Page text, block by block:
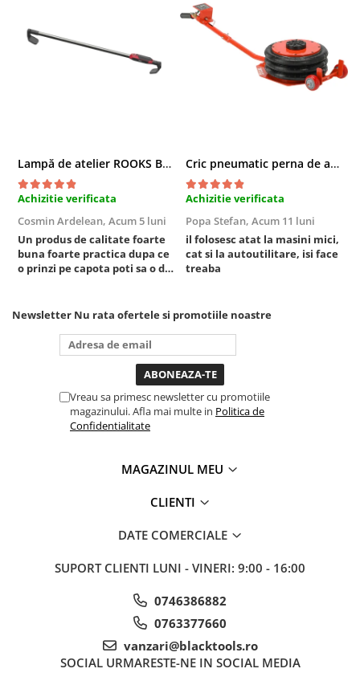
Filtre Pneumatice
Furtune Aer Comprimat
Scule pentru nituit si capsat
Slefuitoare Pneumatice
Scule speciale
Diagnoza si masurari
Injectoare
Motor
Sistem directie
Sistem Vibro-Power
Sisteme de ridicare si sustinere
Capre Auto
Cricuri Hidraulice
Masini de dejantat roti
Piese de schimb
Truse de scule si accesorii
Truse si accesorii 1/2
Lampă de atelier ROOKS B2 HYBRID pentru capotă, 2000 lumeni, 5000 mAh
Achizitie verificata
Cosmin Ardelean, Acum 5 luni
Un produs de calitate foarte
buna foarte practica dupa ce
o prinzi pe capota poti sa o dai
puternica si de la baterie care
tine destul de mult dar daca o
bagi la priza nu mai ai treaba
toata ziua ,ce...
Cric pneumatic perna de aer cu inaltator 6T
Achizitie verificata
Popa Stefan, Acum 11 luni
il folosesc atat la masini mici,
cat si la autoutilitare, isi face
treaba
Newsletter Nu rata ofertele si promotiile noastre
Vreau sa primesc newsletter cu promotiile
magazinului. Afla mai multe in Politica de
Confidentialitate
MAGAZINUL MEU
CLIENTI
DATE COMERCIALE
SUPORT CLIENTI LUNI - VINERI: 9:00 - 16:00
0746386882
0763377660
vanzari@blacktools.ro
SOCIAL URMARESTE-NE IN SOCIAL MEDIA